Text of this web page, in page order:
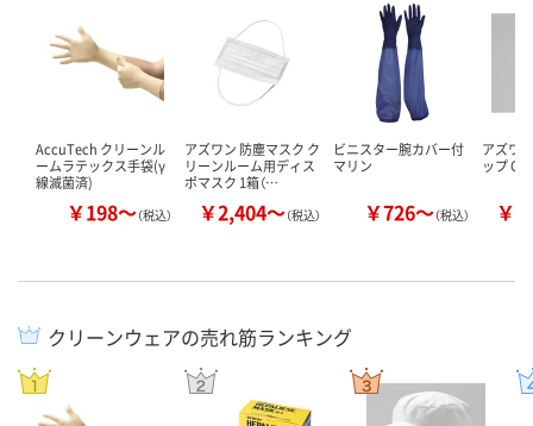
AccuTech クリーンル
ームラテックス手袋(γ
線滅菌済)
￥198～（税込）
アズワン 防塵マスク ク
リーンルーム用ディス
ポマスク 1箱（…
￥2,404～（税込）
ビニスター腕カバー付
マリン
￥726～（税込）
アズワ
ップ
￥
クリーンウェアの売れ筋ランキング